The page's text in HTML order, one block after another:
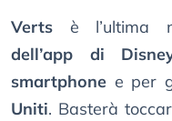
Verts è l’ultima
dell’app di
smartphone e per
Uniti. Basterà